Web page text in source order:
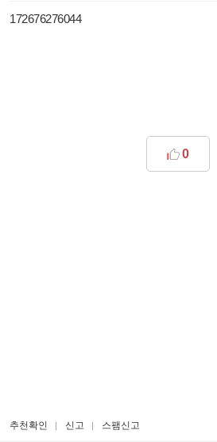
172676276044
0
추천확인 신고 스팸신고